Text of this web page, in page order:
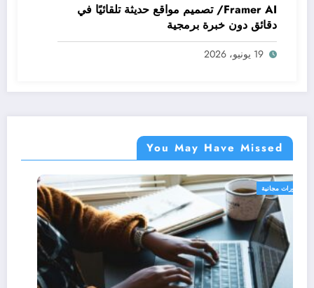
Framer AI/ تصميم مواقع حديثة تلقائيًا في
دقائق دون خبرة برمجية
19 يونيو، 2026
You May Have Missed
دورات مجانية